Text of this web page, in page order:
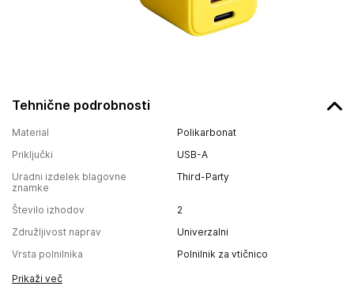
Tehnične podrobnosti
Material
Polikarbonat
Priključki
USB-A
Uradni izdelek blagovne
znamke
Third-Party
Število izhodov
2
Združljivost naprav
Univerzalni
Vrsta polnilnika
Polnilnik za vtičnico
Prikaži več